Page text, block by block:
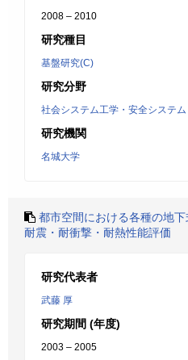
2008 – 2010
研究種目
基盤研究(C)
研究分野
社会システム工学・安全システム
研究機関
名城大学
都市空間における各種の地
耐震・耐衝撃・耐熱性能評価
研究代表者
武藤 厚
研究期間 (年度)
2003 – 2005